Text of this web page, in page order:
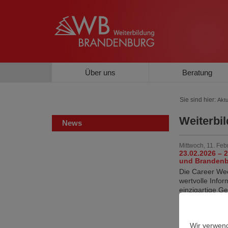
Über uns Beratung
Sie sind hier:
News
Mittwoch, 11.
23.02.2026 –
und
Die Career
wertvolle
einzigartige
Samstag, 20.
Wir